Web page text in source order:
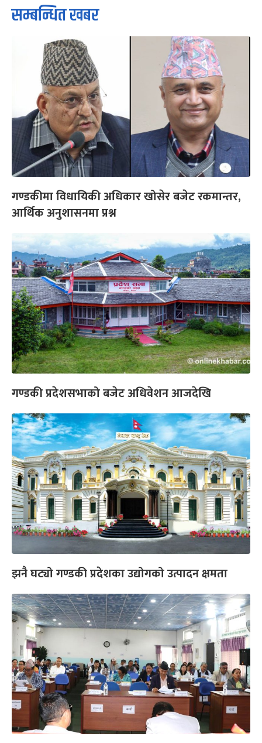
सम्बन्धित खबर
गण्डकीमा विधायिकी अधिकार खोसेर बजेट रकमान्तर,
आर्थिक अनुशासनमा प्रश्न
गण्डकी प्रदेशसभाको बजेट अधिवेशन आजदेखि
झनै घट्यो गण्डकी प्रदेशका उद्योगको उत्पादन क्षमता